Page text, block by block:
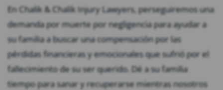
En Chalik & Chalik Injury Lawyers, perseguiremos una
demanda por muerte por negligencia para ayudar a
su familia a buscar una compensación por las
pérdidas financieras y emocionales que sufrió por el
fallecimiento de su ser querido. Dé a su familia
tiempo para sanar y recuperarse mientras nosotros